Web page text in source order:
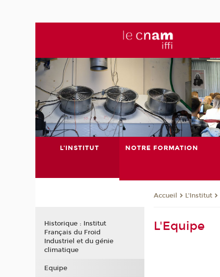
L'INSTITUT NOTRE FORMATION
Accueil L'Institut
L'Equipe
Historique : Institut
Français du Froid
Industriel et du génie
climatique
Equipe